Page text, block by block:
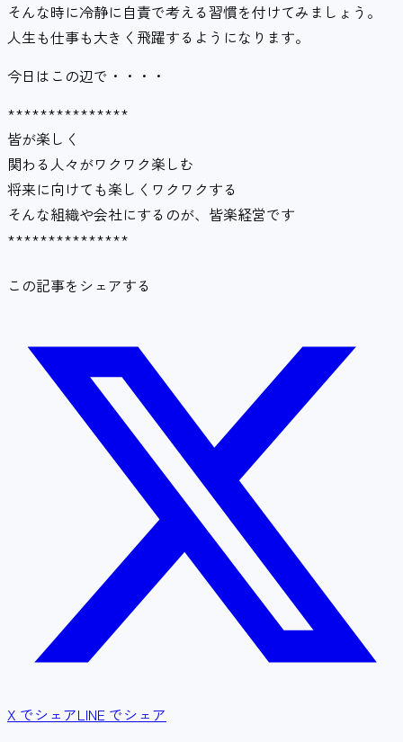
そんな時に冷静に自責で考える習慣を付けてみましょう。
人生も仕事も大きく飛躍するようになります。
今日はこの辺で・・・・
***************
皆が楽しく
関わる人々がワクワク楽しむ
将来に向けても楽しくワクワクする
そんな組織や会社にするのが、皆楽経営です
***************
この記事をシェアする
X でシェアLINE でシェア